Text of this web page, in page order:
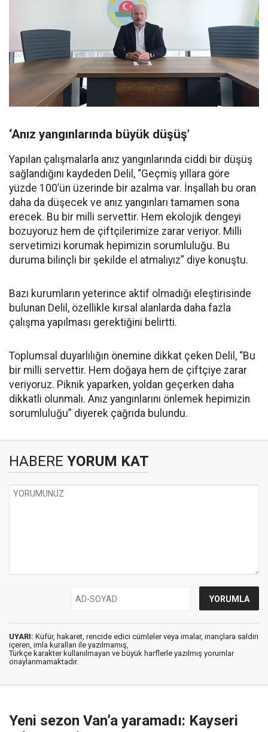
‘Anız yangınlarında büyük düşüş’
Yapılan çalışmalarla anız yangınlarında ciddi bir düşüş
sağlandığını kaydeden Delil, “Geçmiş yıllara göre
yüzde 100’ün üzerinde bir azalma var. İnşallah bu oran
daha da düşecek ve anız yangınları tamamen sona
erecek. Bu bir milli servettir. Hem ekolojik dengeyi
bozuyoruz hem de çiftçilerimize zarar veriyor. Milli
servetimizi korumak hepimizin sorumluluğu. Bu
duruma bilinçli bir şekilde el atmalıyız” diye konuştu.
Bazı kurumların yeterince aktif olmadığı eleştirisinde
bulunan Delil, özellikle kırsal alanlarda daha fazla
çalışma yapılması gerektiğini belirtti.
Toplumsal duyarlılığın önemine dikkat çeken Delil, “Bu
bir milli servettir. Hem doğaya hem de çiftçiye zarar
veriyoruz. Piknik yaparken, yoldan geçerken daha
dikkatli olunmalı. Anız yangınlarını önlemek hepimizin
sorumluluğu” diyerek çağrıda bulundu.
HABERE YORUM KAT
UYARI: Küfür, hakaret, rencide edici cümleler veya imalar, inançlara saldırı
içeren, imla kuralları ile yazılmamış,
Türkçe karakter kullanılmayan ve büyük harflerle yazılmış yorumlar
onaylanmamaktadır.
Yeni sezon Van’a yaramadı: Kayseri